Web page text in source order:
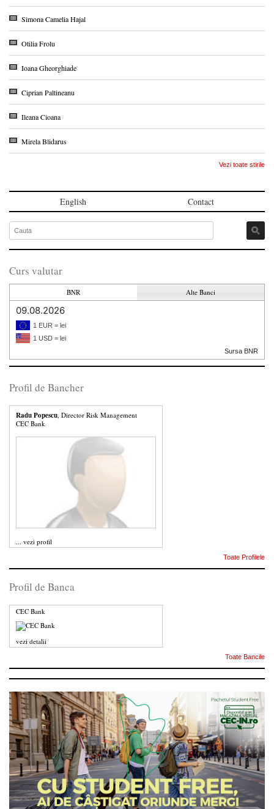
Simona Camelia Hajal
Otilia Frolu
Ioana Gheorghiade
Ciprian Paltineanu
Ileana Cioana
Mirela Blidarus
Vezi toate stirile
English Contact
Curs valutar
BNR Alte Banci
09.08.2026
1 EUR = lei
1 USD = lei
Sursa BNR
Profil de Bancher
Radu Popescu, Director Risk Management
CEC Bank
... vezi profil
Toate Profilele
Profil de Banca
CEC Bank
vezi detalii
Toate Bancile